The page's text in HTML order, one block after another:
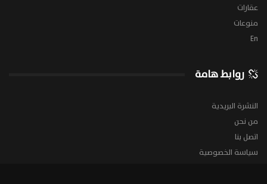
عقارات
منوعات
En
روابط هامة
النشرة البريدية
من نحن
اتصل بنا
سياسة الخصوصية